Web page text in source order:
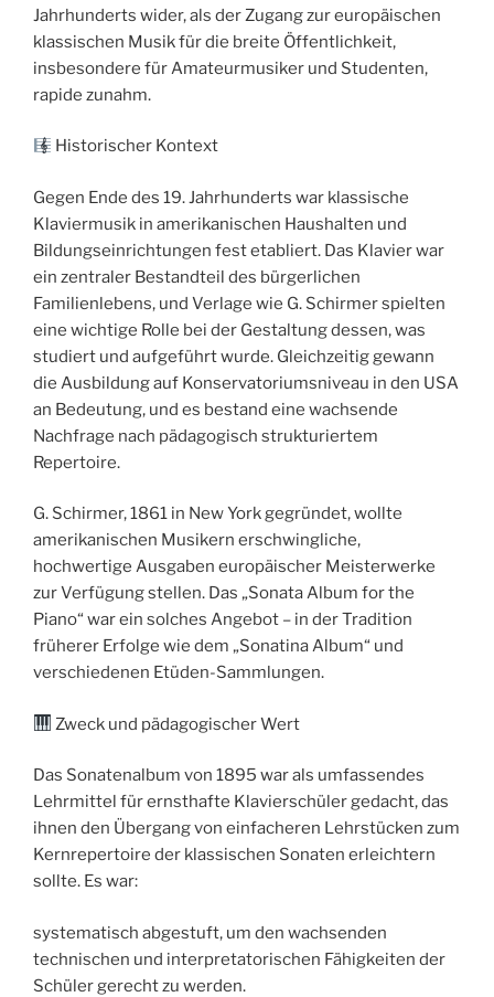
Jahrhunderts wider, als der Zugang zur europäischen
klassischen Musik für die breite Öffentlichkeit,
insbesondere für Amateurmusiker und Studenten,
rapide zunahm.
Historischer Kontext
Gegen Ende des 19. Jahrhunderts war klassische
Klaviermusik in amerikanischen Haushalten und
Bildungseinrichtungen fest etabliert. Das Klavier war
ein zentraler Bestandteil des bürgerlichen
Familienlebens, und Verlage wie G. Schirmer spielten
eine wichtige Rolle bei der Gestaltung dessen, was
studiert und aufgeführt wurde. Gleichzeitig gewann
die Ausbildung auf Konservatoriumsniveau in den USA
an Bedeutung, und es bestand eine wachsende
Nachfrage nach pädagogisch strukturiertem
Repertoire.
G. Schirmer, 1861 in New York gegründet, wollte
amerikanischen Musikern erschwingliche,
hochwertige Ausgaben europäischer Meisterwerke
zur Verfügung stellen. Das „Sonata Album for the
Piano“ war ein solches Angebot – in der Tradition
früherer Erfolge wie dem „Sonatina Album“ und
verschiedenen Etüden-Sammlungen.
Zweck und pädagogischer Wert
Das Sonatenalbum von 1895 war als umfassendes
Lehrmittel für ernsthafte Klavierschüler gedacht, das
ihnen den Übergang von einfacheren Lehrstücken zum
Kernrepertoire der klassischen Sonaten erleichtern
sollte. Es war:
systematisch abgestuft, um den wachsenden
technischen und interpretatorischen Fähigkeiten der
Schüler gerecht zu werden.